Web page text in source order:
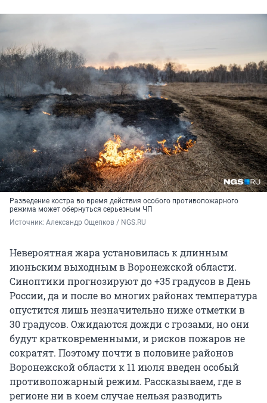
Разведение костра во время действия особого противопожарного
режима может обернуться серьезным ЧП
Источник: Александр Ощепков / NGS.RU
Невероятная жара установилась к длинным
июньским выходным в Воронежской области.
Синоптики прогнозируют до +35 градусов в День
России, да и после во многих районах температура
опустится лишь незначительно ниже отметки в
30 градусов. Ожидаются дожди с грозами, но они
будут кратковременными, и рисков пожаров не
сократят. Поэтому почти в половине районов
Воронежской области к 11 июля введен особый
противопожарный режим. Рассказываем, где в
регионе ни в коем случае нельзя разводить